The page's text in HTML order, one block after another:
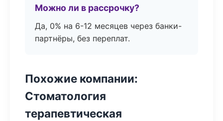
Можно ли в рассрочку?
Да, 0% на 6-12 месяцев через банки-
партнёры, без переплат.
Похожие компании:
Стоматология
терапевтическая